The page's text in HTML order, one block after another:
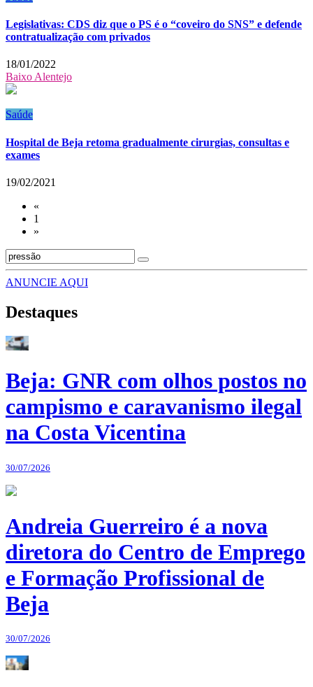
Legislativas: CDS diz que o PS é o “coveiro do SNS” e defende
contratualização com privados
18/01/2022
Baixo Alentejo
Saúde
Hospital de Beja retoma gradualmente cirurgias, consultas e
exames
19/02/2021
«
1
»
ANUNCIE AQUI
Destaques
Beja: GNR com olhos postos no
campismo e caravanismo ilegal
na Costa Vicentina
30/07/2026
Andreia Guerreiro é a nova
diretora do Centro de Emprego
e Formação Profissional de
Beja
30/07/2026